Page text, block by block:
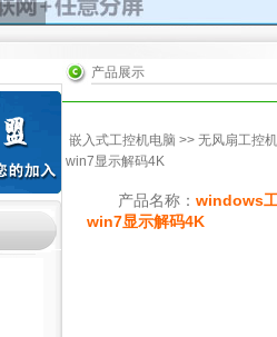
产品展示
嵌入式工控机电脑 >> 无风扇工控机
win7显示解码4K
产品名称： windows
win7显示解码4K